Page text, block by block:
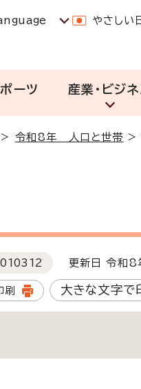
やさしい
ーツ 産業・ビジネ
> 令和8年 人口と世帯
更新日 令和8
刷 大きな文字で